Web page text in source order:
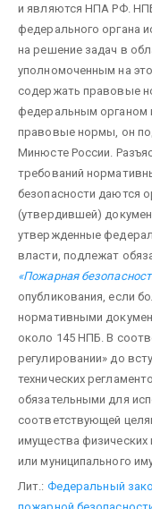
и являются НПА РФ.
федерального органа
на решение задач в
уполномо­ченным на
содержать правовые
федеральным органом
правовые нормы, он
Минюсте России.
требований
безопасности даются
(утвердившей)
утвержденные
власти, подлежат
«Пожарная
опубликования, если
нормативными
около 145 НПБ. В
регулировании» до
технических
обязательными для
соответствующей
имущества физических
или муници­пального
Лит.: Федеральный
пожарной